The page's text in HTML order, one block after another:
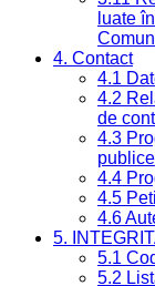
luate
4. Contact
4.1
4.2
de
4.3
publice
4.4
4.5
4.6
5.
5.1
5.2